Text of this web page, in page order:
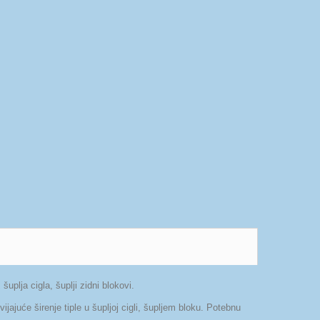
šuplja cigla, šuplji zidni blokovi.
širenje tiple u šupljoj cigli, šupljem bloku. Potebnu